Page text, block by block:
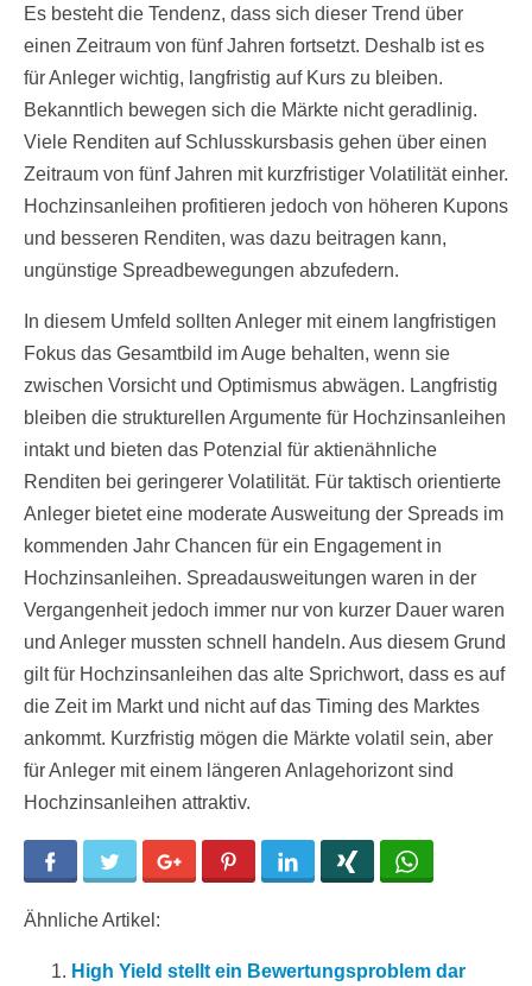
Es besteht die Tendenz, dass sich dieser Trend über
einen Zeitraum von fünf Jahren fortsetzt. Deshalb ist es
für Anleger wichtig, langfristig auf Kurs zu bleiben.
Bekanntlich bewegen sich die Märkte nicht geradlinig.
Viele Renditen auf Schlusskursbasis gehen über einen
Zeitraum von fünf Jahren mit kurzfristiger Volatilität einher.
Hochzinsanleihen profitieren jedoch von höheren Kupons
und besseren Renditen, was dazu beitragen kann,
ungünstige Spreadbewegungen abzufedern.
In diesem Umfeld sollten Anleger mit einem langfristigen
Fokus das Gesamtbild im Auge behalten, wenn sie
zwischen Vorsicht und Optimismus abwägen. Langfristig
bleiben die strukturellen Argumente für Hochzinsanleihen
intakt und bieten das Potenzial für aktienähnliche
Renditen bei geringerer Volatilität. Für taktisch orientierte
Anleger bietet eine moderate Ausweitung der Spreads im
kommenden Jahr Chancen für ein Engagement in
Hochzinsanleihen. Spreadausweitungen waren in der
Vergangenheit jedoch immer nur von kurzer Dauer waren
und Anleger mussten schnell handeln. Aus diesem Grund
gilt für Hochzinsanleihen das alte Sprichwort, dass es auf
die Zeit im Markt und nicht auf das Timing des Marktes
ankommt. Kurzfristig mögen die Märkte volatil sein, aber
für Anleger mit einem längeren Anlagehorizont sind
Hochzinsanleihen attraktiv.
Facebook Twitter Google+ Pinterest LinkedIn
Ähnliche Artikel:
High Yield stellt ein Bewertungsproblem dar